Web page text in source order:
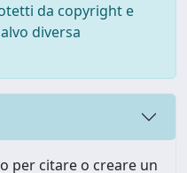
da copyright e
diversa
per citare o creare un